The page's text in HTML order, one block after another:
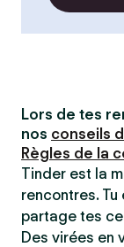
Lors de tes
nos conseils
Règles de la
Tinder est la
rencontres.
partage tes
Des virées en